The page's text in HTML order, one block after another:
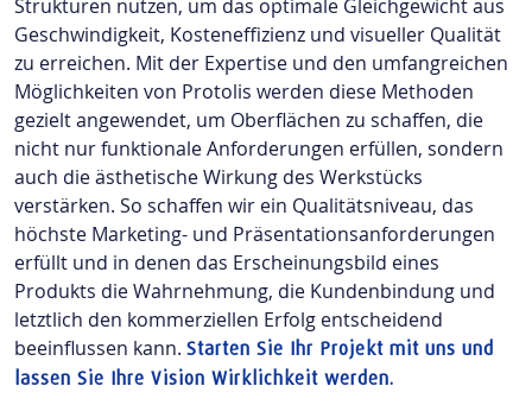
Strukturen nutzen, um das optimale Gleichgewicht aus
Geschwindigkeit, Kosteneffizienz und visueller Qualität
zu erreichen. Mit der Expertise und den umfangreichen
Möglichkeiten von Protolis werden diese Methoden
gezielt angewendet, um Oberflächen zu schaffen, die
nicht nur funktionale Anforderungen erfüllen, sondern
auch die ästhetische Wirkung des Werkstücks
verstärken. So schaffen wir ein Qualitätsniveau, das
höchste Marketing- und Präsentationsanforderungen
erfüllt und in denen das Erscheinungsbild eines
Produkts die Wahrnehmung, die Kundenbindung und
letztlich den kommerziellen Erfolg entscheidend
beeinflussen kann. Starten Sie Ihr Projekt mit uns und
lassen Sie Ihre Vision Wirklichkeit werden.